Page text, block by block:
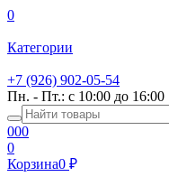
0
Категории
+7 (926) 902-05-54
Пн. - Пт.: с 10:00 до 16:00
000
0
Корзина0